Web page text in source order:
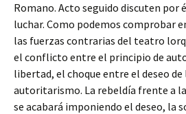
Romano. Acto seguido discuten por
luchar. Como podemos comprobar
las fuerzas contrarias del teatro
el conflicto entre el principio de
libertad, el choque entre el deseo
autoritarismo. La rebeldía frente a
se acabará imponiendo el deseo, la